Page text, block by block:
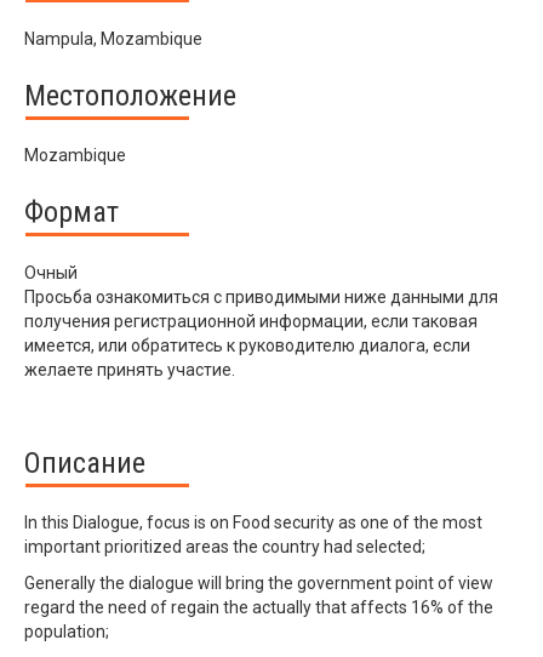
Nampula, Mozambique
Местоположение
Mozambique
Формат
Очный
Просьба ознакомиться с приводимыми ниже данными для
получения регистрационной информации, если таковая
имеется, или обратитесь к руководителю диалога, если
желаете принять участие.
Описание
In this Dialogue, focus is on Food security as one of the most
important prioritized areas the country had selected;
Generally the dialogue will bring the government point of view
regard the need of regain the actually that affects 16% of the
population;